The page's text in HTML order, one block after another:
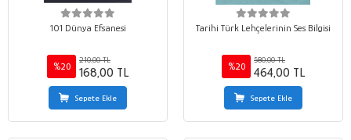
101 Dünya Efsanesi
%20
210,00 TL
168,00 TL
Sepete Ekle
Tarihi Türk Lehçelerinin Ses Bilgisi
%20
580,00 TL
464,00 TL
Sepete Ekle